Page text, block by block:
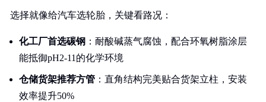
选择就像给汽车选轮胎，关键看路况：
化工厂首选碳钢 ：耐酸碱蒸气腐蚀，配合环氧树脂涂层
能抵御pH2-11的化学环境
仓储货架推荐方管 ：直角结构完美贴合货架立柱，安装
效率提升50%